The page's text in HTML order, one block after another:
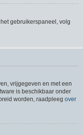
gebruikerspaneel, volg
vrijgegeven en met een
is beschikbaar onder
worden, raadpleeg over